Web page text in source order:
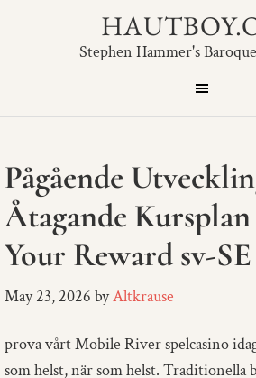
Stephen Hammer's
Pågående
Åtagande Kursplan
Your Reward sv-SE
May 23, 2026 byAltkrause
prova vårt Mobile River spelcasino
som helst, när som helst. Traditionella